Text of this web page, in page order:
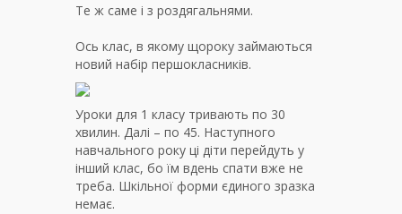
Те ж саме і з роздягальнями.
Ось клас, в якому щороку займаються
новий набір першокласників.
Уроки для 1 класу тривають по 30
хвилин. Далі – по 45. Наступного
навчального року ці діти перейдуть у
інший клас, бо їм вдень спати вже не
треба. Шкільної форми єдиного зразка
немає.